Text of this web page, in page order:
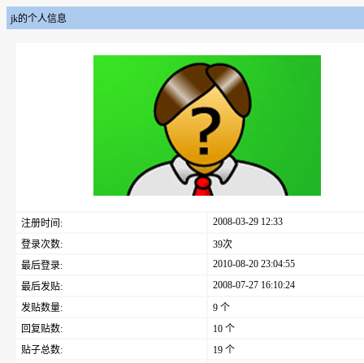
jk的个人信息
注册时间:
2008-03-29 12:33
登录次数:
39次
最后登录:
2010-08-20 23:04:55
最后发贴:
2008-07-27 16:10:24
发贴数量:
9 个
回复贴数:
10 个
贴子总数:
19 个